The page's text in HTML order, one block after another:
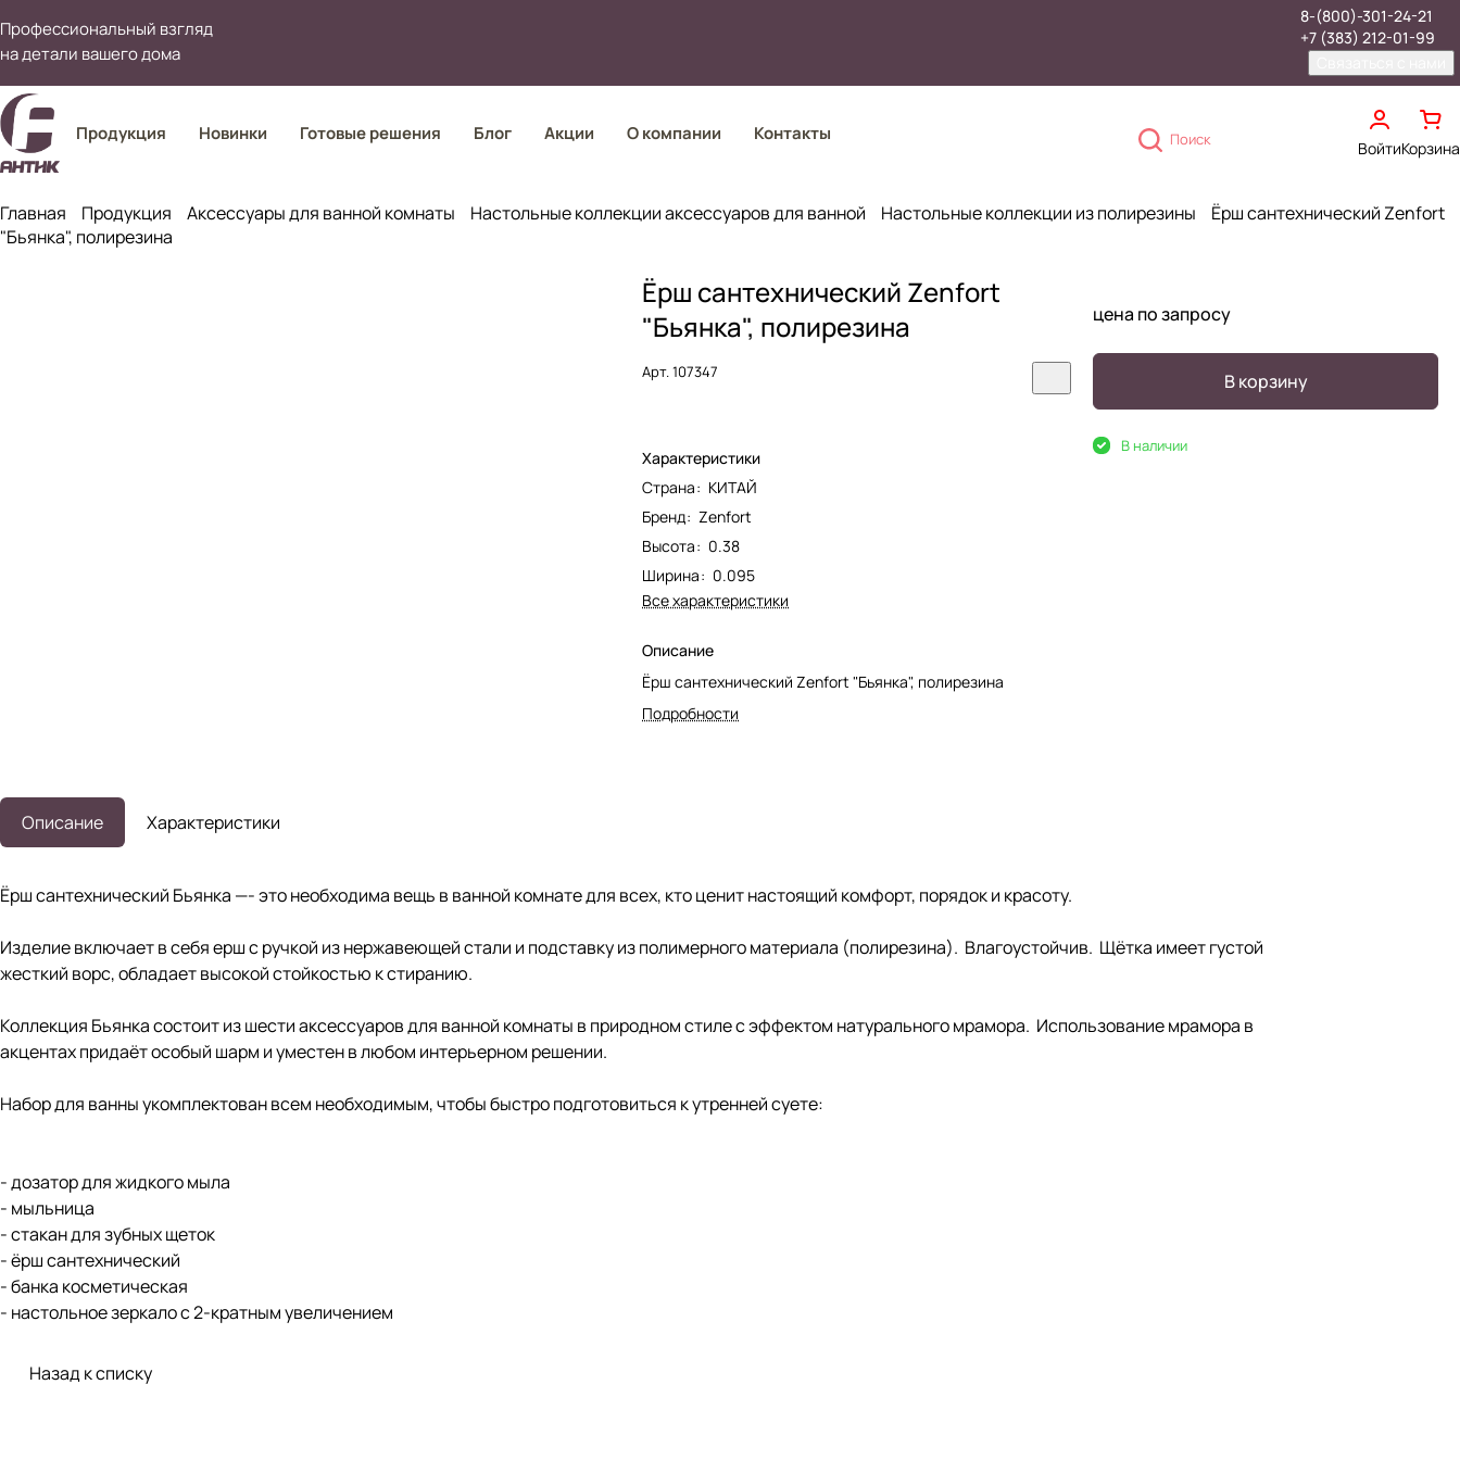
Профессиональный взгляд
на детали вашего дома
8-(800)-301-24-21
+7 (383) 212-01-99
Продукция Новинки Готовые решения Блог Акции О компании Контакты Поиск ВойтиКорзина
Главная Продукция Аксессуары для ванной комнаты Настольные коллекции аксессуаров для ванной Настольные коллекции из полирезины
Ёрш сантехнический Zenfort
"Бьянка", полирезина
Ёрш сантехнический Zenfort
"Бьянка", полирезина
Арт.107347
Характеристики
Страна: КИТАЙ
Бренд: Zenfort
Высота: 0.38
Ширина: 0.095
Все характеристики
Описание
Ёрш сантехнический Zenfort "Бьянка", полирезина
Подробности
цена по запросу
В корзину
В наличии
Описание Характеристики
Ёрш сантехнический Бьянка —- это необходима вещь в ванной комнате для всех, кто ценит настоящий комфорт, порядок и красоту.
Изделие включает в себя ерш с ручкой из нержавеющей стали и подставку из полимерного материала (полирезина). Влагоустойчив. Щётка имеет густой
жесткий ворс, обладает высокой стойкостью к стиранию.
Коллекция Бьянка состоит из шести аксессуаров для ванной комнаты в природном стиле с эффектом натурального мрамора. Использование мрамора в
акцентах придаёт особый шарм и уместен в любом интерьерном решении.
Набор для ванны укомплектован всем необходимым, чтобы быстро подготовиться к утренней суете:
- дозатор для жидкого мыла
- мыльница
- стакан для зубных щеток
- ёрш сантехнический
- банка косметическая
- настольное зеркало с 2-кратным увеличением
Назад к списку